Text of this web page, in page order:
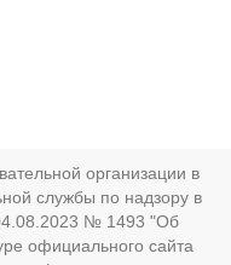
организации в
службы по надзору в
№ 1493 "Об
официального сайта